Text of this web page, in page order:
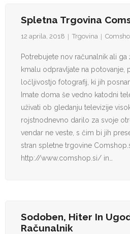
Spletna Trgovina
12 aprila, 2018 Trgovina
Potrebujete nov računalnik ali
kmalu odpravljate na potovanje,
ločljivostjo fotografij, ki jih
Imate doma še vedno katodni
uživati ob gledanju televizije
rojstnodnevno darilo za svoje
vendar ne veste, s čim bi jih
stran spletne trgovine
http://www.comshop.si/ in…
Sodoben, Hiter In
Računalnik